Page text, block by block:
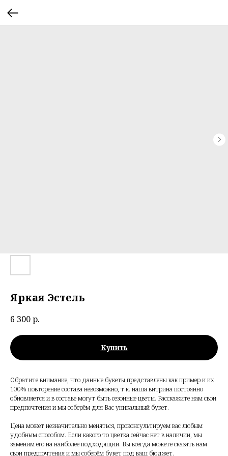
Яркая Эстель
6 300р.
Купить
Обратите внимание, что данные букеты представлены как пример и их
100% повторение состава невозможно, т.к. наша витрина постоянно
обновляется и в составе могут быть сезонные цветы. Расскажите нам свои
предпочтения и мы соберём для Вас уникальный букет.
Цена может незначительно меняться, проконсультируем вас любым
удобным способом. Если какого то цветка сейчас нет в наличии, мы
заменим его на наиболее подходящий. Вы всегда можете сказать нам
свои предпочтения и мы соберём букет под ваш бюджет.